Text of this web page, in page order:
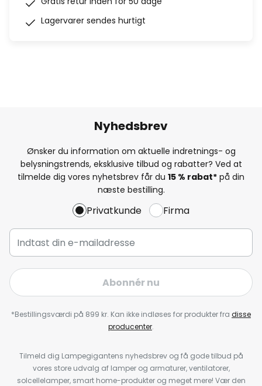
Lagervarer sendes hurtigt
Nyhedsbrev
Ønsker du information om aktuelle indretnings- og
belysningstrends, eksklusive tilbud og rabatter? Ved at
tilmelde dig vores nyhetsbrev får du 15 % rabat* på din
næste bestilling.
Privatkunde Firma
Abonnér nu
*Bestillingsværdi på 899 kr. Kan ikke indløses for produkter fra disse
producenter.
Tilmeld dig Lampegigantens nyhedsbrev og få gode tilbud på
vores store udvalg af lamper og armaturer, ventilatorer,
solcellelamper, smart home-produkter og meget mere! Vær den